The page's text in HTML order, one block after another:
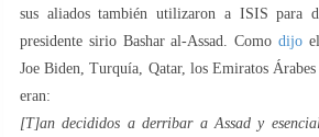
sus aliados también utilizaron a ISIS para
presidente sirio Bashar al-Assad. Como dijoel
Joe Biden, Turquía, Qatar, los Emiratos
eran:
[T]an decididos a derribar a Assad y